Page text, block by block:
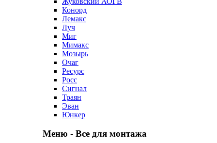
Конорд
Лемакс
Луч
Миг
Мимакс
Мозырь
Очаг
Ресурс
Росс
Сигнал
Траян
Эван
Юнкер
Меню - Все для монтажа